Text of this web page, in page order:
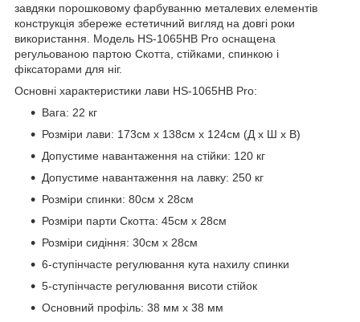
завдяки порошковому фарбуванню металевих елементів
конструкція збереже естетичний вигляд на довгі роки
використання. Модель HS-1065HB Pro оснащена
регульованою партою Скотта, стійками, спинкою і
фіксаторами для ніг.
Основні характеристики лави HS-1065HB Pro:
Вага: 22 кг
Розміри лави: 173см x 138см x 124см (Д x Ш x В)
Допустиме навантаження на стійки: 120 кг
Допустиме навантаження на лавку: 250 кг
Розміри спинки: 80см x 28см
Розміри парти Скотта: 45см х 28см
Розміри сидіння: 30см x 28см
6-ступінчасте регулювання кута нахилу спинки
5-ступінчасте регулювання висоти стійок
Основний профіль: 38 мм x 38 мм